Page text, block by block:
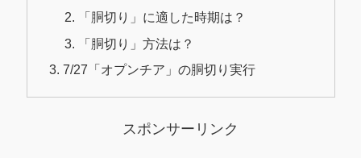
「胴切り」に適した時期は？
「胴切り」方法は？
7/27「オプンチア」の胴切り実行
スポンサーリンク